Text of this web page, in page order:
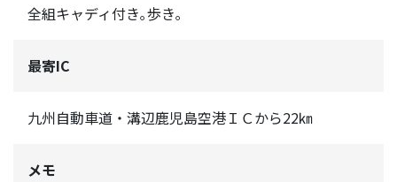
全組キャディ付き｡歩き｡
最寄IC
九州自動車道・溝辺鹿児島空港ＩＣから22㎞
メモ